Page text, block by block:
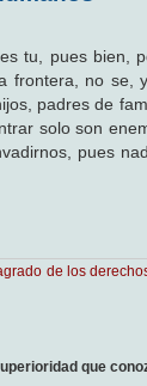
tu, pues bien,
frontera, no se,
padres de
solo son
pues
de los
que